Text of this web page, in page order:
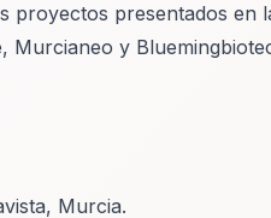
proyectos presentados en
Murcianeo y
Murcia.